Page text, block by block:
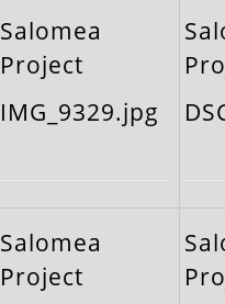
Salomea
Project
IMG_9329.jpg
Salomea
Project